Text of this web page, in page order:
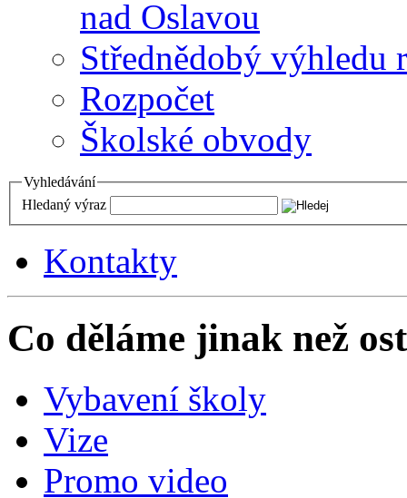
nad Oslavou
Střednědobý výhledu
Rozpočet
Školské obvody
Vyhledávání
Hledaný výraz
Kontakty
Co děláme jinak než
Vybavení školy
Vize
Promo video